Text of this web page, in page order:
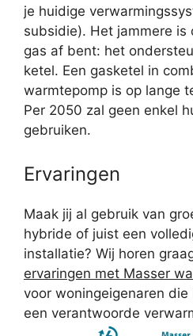
je huidige
subsidie). Het jammere
gas af bent: het
ketel. Een gasketel in
warmtepomp is op lange
Per 2050 zal geen enkel
gebruiken.
Ervaringen
Maak jij al gebruik van
hybride of juist een
installatie? Wij horen
ervaringen met Masser
voor woningeigenaren
een verantwoorde